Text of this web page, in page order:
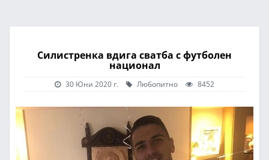
Силистренка вдига сватба с футболен
национал
30 Юни 2020 г. Любопитно 8452